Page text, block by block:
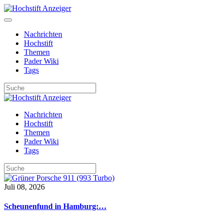
Nachrichten
Hochstift
Themen
Pader Wiki
Tags
Nachrichten
Hochstift
Themen
Pader Wiki
Tags
Juli 08, 2026
Scheunenfund in Hamburg:…